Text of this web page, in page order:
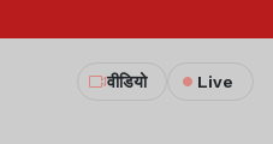
वीडियो Live